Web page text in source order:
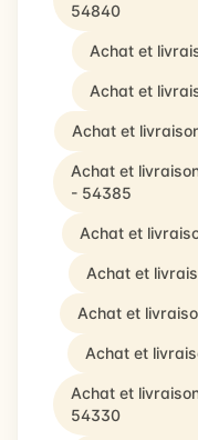
54840
Achat et
Achat et
Achat et
Achat et
- 54385
Achat et
Achat et
Achat et
Achat et
Achat et
54330